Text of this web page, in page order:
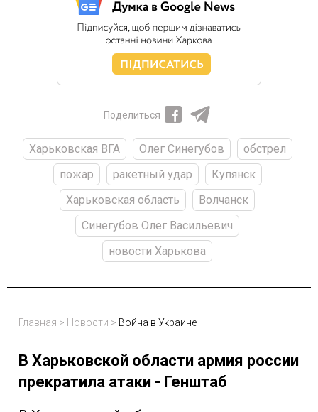
Поделиться
Харьковская ВГА Олег Синегубов
обстрел
пожар
ракетный удар
Купянск
Харьковская область
Волчанск
Синегубов Олег Васильевич
новости Харькова
Главная > Новости > Война в Украине
В Харьковской области армия россии
прекратила атаки - Генштаб